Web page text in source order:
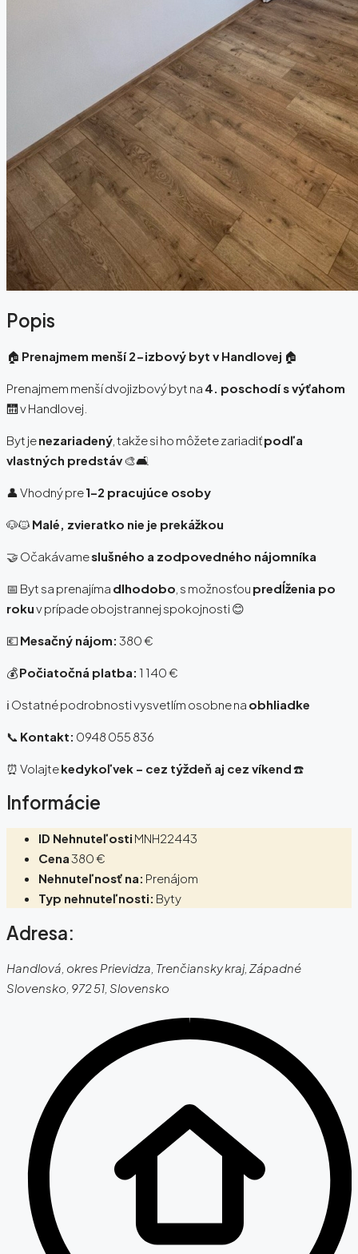
Popis
🏠 Prenajmem menší 2-izbový byt v Handlovej 🏠
Prenajmem menší dvojizbový byt na 4. poschodí s výťahom
🛗 v Handlovej.
Byt jenezariadený , takže si ho môžete zariadiťpodľa
vlastných predstáv🎨🛋️
👤 Vhodný pre1–2 pracujúce osoby
🐶🐱 Malé, zvieratko nie je prekážkou
🤝 Očakávameslušného a zodpovedného nájomníka
📅 Byt sa prenajíma dlhodobo , s možnosťou predĺženia po
rokuv prípade obojstrannej spokojnosti 😊
💶 Mesačný nájom: 380 €
💰Počiatočná platba: 1 140 €
ℹ️ Ostatné podrobnosti vysvetlím osobne na obhliadke
📞 Kontakt: 0948 055 836
⏰ Volajtekedykoľvek – cez týždeň aj cez víkend☎️
Informácie
ID Nehnuteľosti MNH22443
Cena380 €
Nehnuteľnosť na: Prenájom
Typ nehnuteľnosti: Byty
Adresa:
Handlová, okres Prievidza, Trenčiansky kraj, Západné
Slovensko, 972 51, Slovensko